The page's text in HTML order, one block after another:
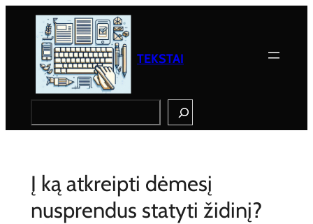
TEKSTAI
Į ką atkreipti dėmesį
nusprendus statyti židinį?